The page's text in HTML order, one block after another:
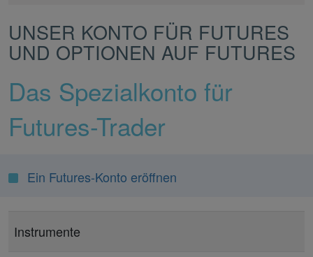
UNSER KONTO FÜR FUTURES
UND OPTIONEN AUF FUTURES
Das Spezialkonto für
Futures-Trader
Ein Futures-Konto eröffnen
Instrumente